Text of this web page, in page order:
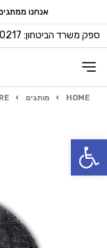
פתח סרגל נגישות
אנחנו
ספק משרד הביטחון: 0011020217
HOME
› מותגים ›